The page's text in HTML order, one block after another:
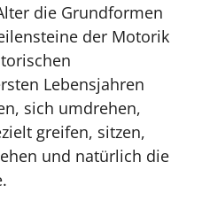
die Grundformen
der Motorik
Lebensjahren
sich umdrehen,
greifen, sitzen,
und natürlich die